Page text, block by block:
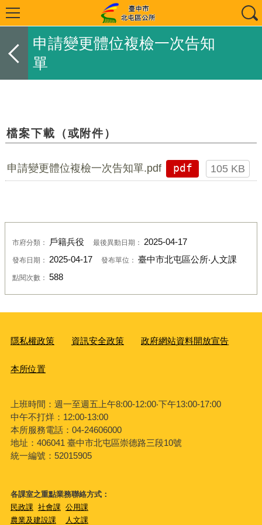
申請變更體位複檢一次告知
單
檔案下載（或附件）
申請變更體位複檢一次告知單.pdf pdf 105 KB
市府分類： 戶籍兵役 最後異動日期： 2025-04-17
發布日期： 2025-04-17 發布單位： 臺中市北屯區公所‧人文課
點閱次數： 588
隱私權政策 資訊安全政策 政府網站資料開放宣告
本所位置
上班時間：週一至週五上午8:00-12:00‧下午13:00-17:00
中午不打烊：12:00-13:00
本所服務電話：04-24606000
地址：406041 臺中市北屯區崇德路三段10號
統一編號：52015905
各課室之重點業務聯絡方式：
民政課 社會課 公用課
農業及建設課
人文課